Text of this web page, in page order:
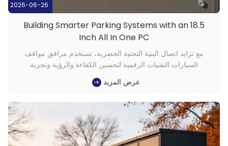
2026-06-26
Building Smarter Parking Systems with an 18.5
Inch All In One PC
مع تزايد اتصال البنية التحتية الحضرية، تستخدم مرافق مواقف
السيارات التقنيات الرقمية لتحسين الكفاءة والرؤية وتجربة
المستخدم.يتم استبدال عمليات وقوف السيارات التقليدية التي تعتمد
بشكل كبير على العمليات اليدوية تدريجياً بنظم إدارة وقوف السيارات
عرض المزيد